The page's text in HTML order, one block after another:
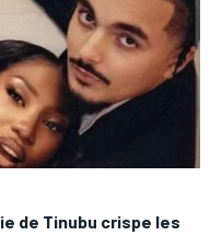
de Tinubu crispe les